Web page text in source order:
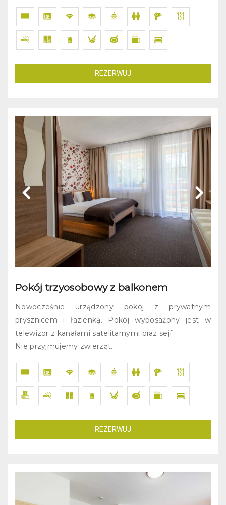
REZERWUJ
Pokój trzyosobowy z balkonem
Nowocześnie urządzony pokój z prywatnym
prysznicem i łazienką. Pokój wyposażony jest w
telewizor z kanałami satelitarnymi oraz sejf.
Nie przyjmujemy zwierząt.
REZERWUJ